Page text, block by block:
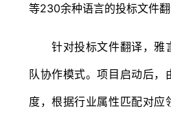
等230余种语言的投标文件翻
针对投标文件翻译，雅
队协作模式。项目启动后，
度，根据行业属性匹配对应